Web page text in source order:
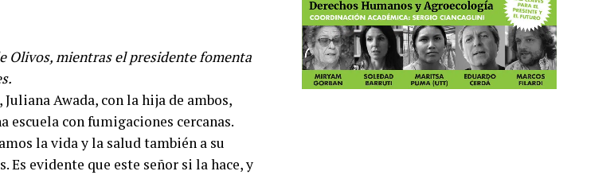
Olivos, mientras el presidente fomenta
Awada, con la hija de ambos,
escuela con fumigaciones cercanas.
la vida y la salud también a su
evidente que este señor si la hace, y